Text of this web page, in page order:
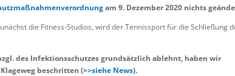
am 9. Dezember 2020 nichts
die Fitness-Studios, wird der Tennissport für die Schließung
des Infektionsschutzes grundsätzlich ablehnt, haben wir
beschritten (>>siehe News).